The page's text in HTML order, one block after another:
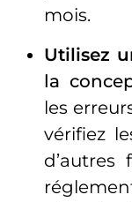
mois.
Utilisez
la
les
vérifiez
d’autres